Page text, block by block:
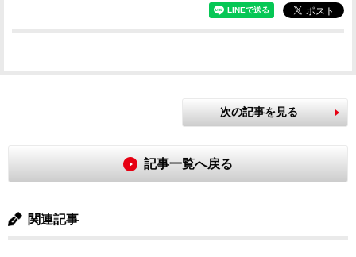
記事一覧へ戻る
次の記事を見る
関連記事